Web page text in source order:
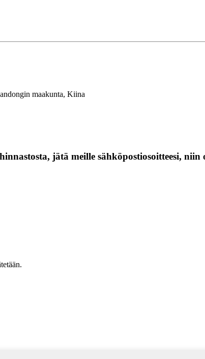
maakunta, Kiina
jätä meille sähköpostiosoitteesi,